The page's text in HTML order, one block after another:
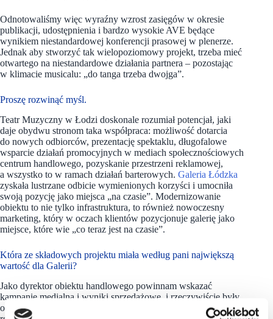
Odnotowaliśmy więc wyraźny wzrost zasięgów w okresie
publikacji, udostępnienia i bardzo wysokie AVE będące
wynikiem niestandardowej konferencji prasowej w plenerze.
Jednak aby stworzyć tak wielopoziomowy projekt, trzeba mieć
otwartego na niestandardowe działania partnera – pozostając
w klimacie musicalu: „do tanga trzeba dwojga”.
Proszę rozwinąć myśl.
Teatr Muzyczny w Łodzi doskonale rozumiał potencjał, jaki
daje obydwu stronom taka współpraca: możliwość dotarcia
do nowych odbiorców, prezentację spektaklu, długofalowe
wsparcie działań promocyjnych w mediach społecznościowych
centrum handlowego, pozyskanie przestrzeni reklamowej,
a wszystko to w ramach działań barterowych. Galeria Łódzka
zyskała lustrzane odbicie wymienionych korzyści i umocniła
swoją pozycję jako miejsca „na czasie”. Modernizowanie
obiektu to nie tylko infrastruktura, to również nowoczesny
marketing, który w oczach klientów pozycjonuje galerię jako
miejsce, które wie „co teraz jest na czasie”.
Która ze składowych projektu miała według pani największą
wartość dla Galerii?
Jako dyrektor obiektu handlowego powinnam wskazać
kampanię medialną i wyniki sprzedażowe, i rzeczywiście były
one bardzo dobre. Ale dla mnie ogromną wartość miało